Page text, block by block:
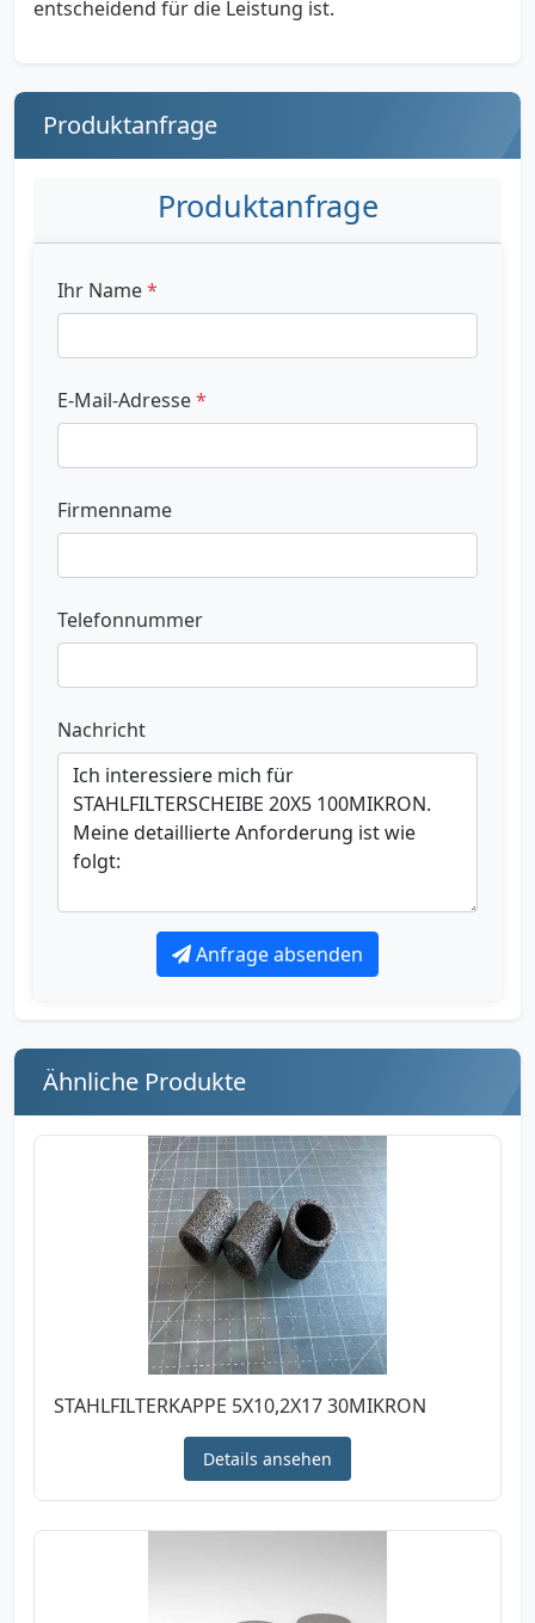
entscheidend für die Leistung ist.
Produktanfrage
Produktanfrage
Ihr Name*
E-Mail-Adresse*
Firmenname
Telefonnummer
Nachricht
Anfrage absenden
Ähnliche Produkte
STAHLFILTERKAPPE 5X10,2X17 30MIKRON
Details ansehen